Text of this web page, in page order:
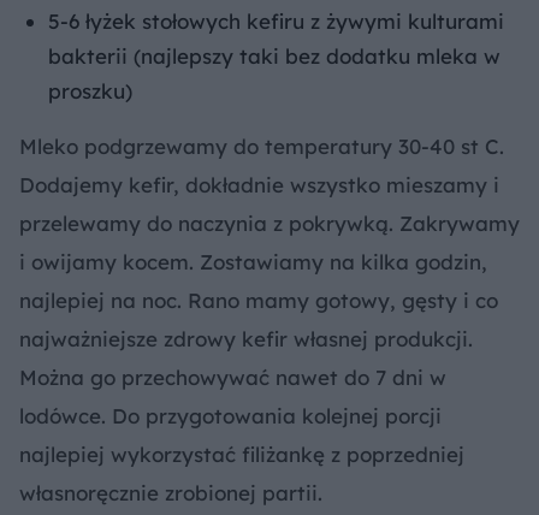
5-6 łyżek stołowych kefiru z żywymi kulturami
bakterii (najlepszy taki bez dodatku mleka w
proszku)
Mleko podgrzewamy do temperatury 30-40 st C.
Dodajemy kefir, dokładnie wszystko mieszamy i
przelewamy do naczynia z pokrywką. Zakrywamy
i owijamy kocem. Zostawiamy na kilka godzin,
najlepiej na noc. Rano mamy gotowy, gęsty i co
najważniejsze zdrowy kefir własnej produkcji.
Można go przechowywać nawet do 7 dni w
lodówce. Do przygotowania kolejnej porcji
najlepiej wykorzystać filiżankę z poprzedniej
własnoręcznie zrobionej partii.